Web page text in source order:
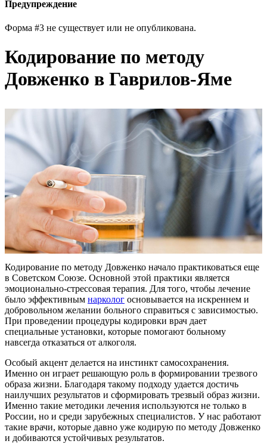
Предупреждение
Форма #3 не существует или не опубликована.
Кодирование по методу
Довженко в Гаврилов-Яме
Кодирование по методу Довженко начало практиковаться еще
в Советском Союзе. Основной этой практики является
эмоционально-стрессовая терапия. Для того, чтобы лечение
было эффективным нарколог основывается на искреннем и
добровольном желании больного справиться с зависимостью.
При проведении процедуры кодировки врач дает
специальные установки, которые помогают больному
навсегда отказаться от алкоголя.
Особый акцент делается на инстинкт самосохранения.
Именно он играет решающую роль в формировании трезвого
образа жизни. Благодаря такому подходу удается достичь
наилучших результатов и сформировать трезвый образ жизни.
Именно такие методики лечения используются не только в
России, но и среди зарубежных специалистов. У нас работают
такие врачи, которые давно уже кодирую по методу Довженко
и добиваются устойчивых результатов.